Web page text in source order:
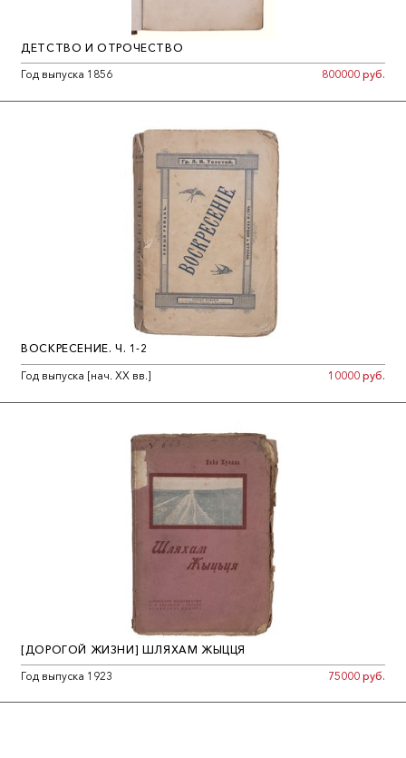
ДЕТСТВО И ОТРОЧЕСТВО
Год выпуска 1856
800000 руб.
ВОСКРЕСЕНИЕ. Ч. 1-2
Год выпуска [нач. ХХ вв.]
10000 руб.
[ДОРОГОЙ ЖИЗНИ] ШЛЯХАМ ЖЫЦЦЯ
Год выпуска 1923
75000 руб.